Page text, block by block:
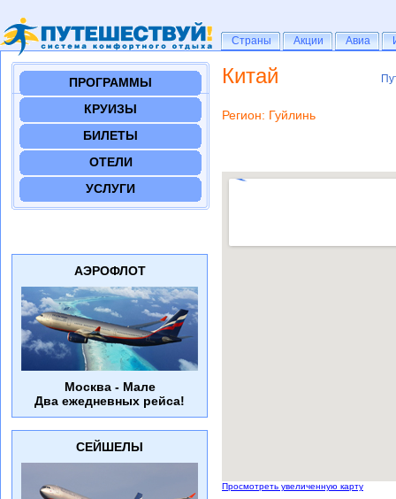
Китай
Регион: Гуйлинь
Просмотреть увеличенную карту
ПРОГРАММЫ
КРУИЗЫ
БИЛЕТЫ
ОТЕЛИ
УСЛУГИ
АЭРОФЛОТ
Москва - Мале
Два ежедневных рейса!
СЕЙШЕЛЫ
Страны
Страны Акции
Акции Авиа
Авиа